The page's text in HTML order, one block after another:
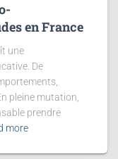
en France
une
De
pleine mutation,
prendre
more